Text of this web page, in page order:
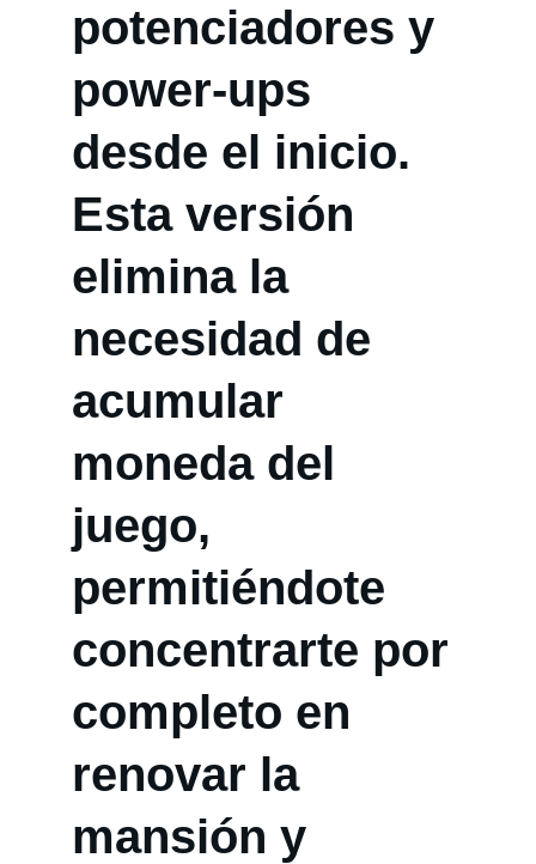
potenciadores y
power-ups
desde el inicio.
Esta versión
elimina la
necesidad de
acumular
moneda del
juego,
permitiéndote
concentrarte por
completo en
renovar la
mansión y